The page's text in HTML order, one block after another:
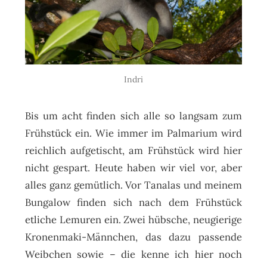
Indri
Bis um acht finden sich alle so langsam zum
Frühstück ein. Wie immer im Palmarium wird
reichlich aufgetischt, am Frühstück wird hier
nicht gespart. Heute haben wir viel vor, aber
alles ganz gemütlich. Vor Tanalas und meinem
Bungalow finden sich nach dem Frühstück
etliche Lemuren ein. Zwei hübsche, neugierige
Kronenmaki-Männchen, das dazu passende
Weibchen sowie – die kenne ich hier noch